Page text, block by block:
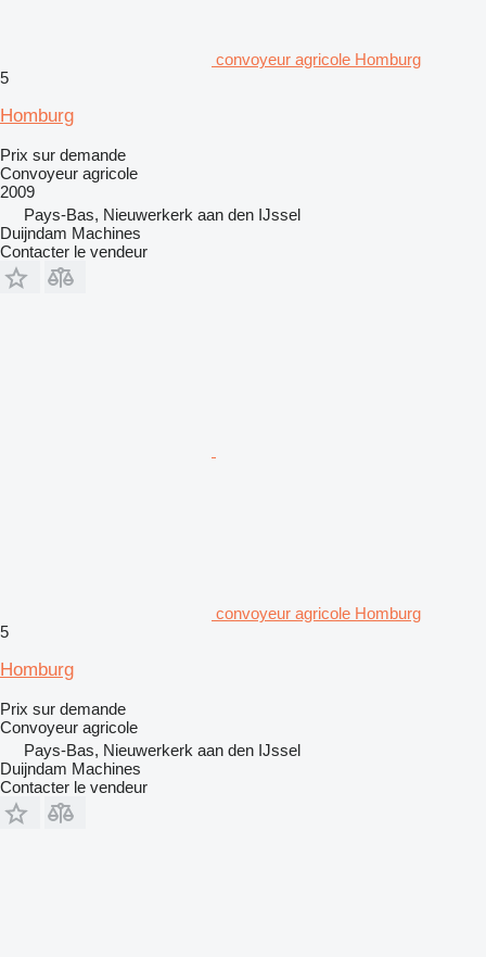
convoyeur agricole Homburg
5
Homburg
Prix sur demande
Convoyeur agricole
2009
Pays-Bas, Nieuwerkerk aan den IJssel
Duijndam Machines
Contacter le vendeur
convoyeur agricole Homburg
5
Homburg
Prix sur demande
Convoyeur agricole
Pays-Bas, Nieuwerkerk aan den IJssel
Duijndam Machines
Contacter le vendeur